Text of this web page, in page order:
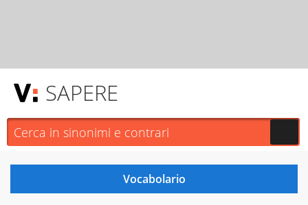
SAPERE